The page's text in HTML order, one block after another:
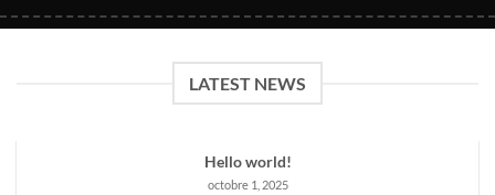
LATEST NEWS
Hello world!
octobre 1, 2025